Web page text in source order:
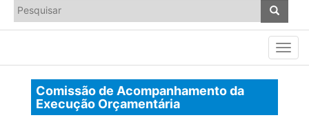
Comissão de Acompanhamento da
Execução Orçamentária